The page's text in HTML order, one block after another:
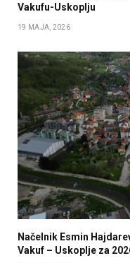
Vakufu-Uskoplju
19 MAJA, 2026
Načelnik Esmin
Vakuf – Uskoplje za